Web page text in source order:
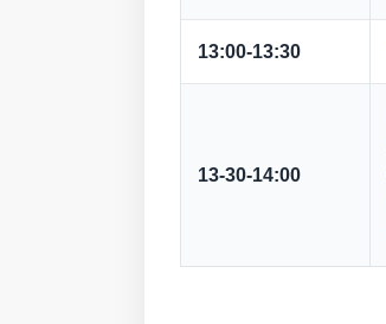
13:00-13:30
13-30-14:00